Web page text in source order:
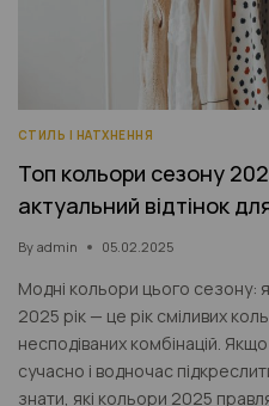
СТИЛЬ І НАТХНЕННЯ
Топ кольори сезону
актуальний відтінок
By admin 05.02.2025
Модні кольори цього сезону:
2025 рік — це рік сміливих
несподіваних комбінацій.
сучасно і водночас
знати, які кольори 2025